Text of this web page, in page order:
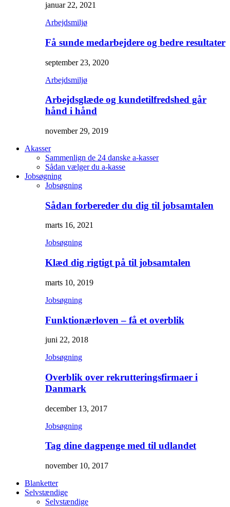
januar 22, 2021
Arbejdsmiljø
Få sunde medarbejdere og bedre resultater
september 23, 2020
Arbejdsmiljø
Arbejdsglæde og kundetilfredshed går
hånd i hånd
november 29, 2019
Akasser
Sammenlign de 24 danske a-kasser
Sådan vælger du a-kasse
Jobsøgning
Jobsøgning
Sådan forbereder du dig til jobsamtalen
marts 16, 2021
Jobsøgning
Klæd dig rigtigt på til jobsamtalen
marts 10, 2019
Jobsøgning
Funktionærloven – få et overblik
juni 22, 2018
Jobsøgning
Overblik over rekrutteringsfirmaer i
Danmark
december 13, 2017
Jobsøgning
Tag dine dagpenge med til udlandet
november 10, 2017
Blanketter
Selvstændige
Selvstændige